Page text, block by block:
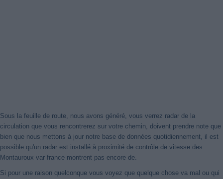
Sous la feuille de route, nous avons généré, vous verrez radar de la
circulation que vous rencontrerez sur votre chemin, doivent prendre note que
bien que nous mettons à jour notre base de données quotidiennement, il est
possible qu'un radar est installé à proximité de contrôle de vitesse des
Montauroux var france montrent pas encore de.
Si pour une raison quelconque vous voyez que quelque chose va mal ou qui